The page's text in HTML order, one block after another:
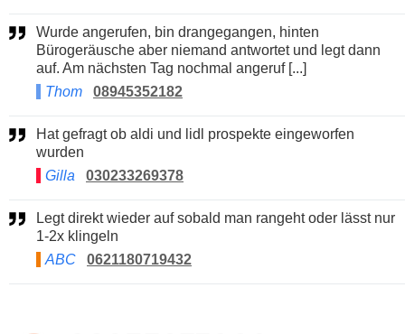
Wurde angerufen, bin drangegangen, hinten
Bürogeräusche aber niemand antwortet und legt dann
auf. Am nächsten Tag nochmal angeruf [...]
Thom
08945352182
Hat gefragt ob aldi und lidl prospekte eingeworfen
wurden
Gilla
030233269378
Legt direkt wieder auf sobald man rangeht oder lässt nur
1-2x klingeln
ABC
0621180719432